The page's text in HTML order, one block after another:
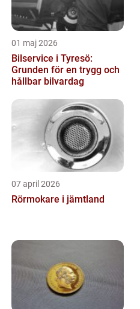
01 maj 2026
Bilservice i Tyresö:
Grunden för en trygg och
hållbar bilvardag
07 april 2026
Rörmokare i jämtland